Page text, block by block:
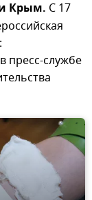
Крым. С 17
пресс-службе